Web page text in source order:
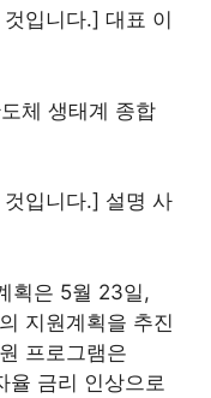
체 생태계 종합
획은 5월 23일,
지원계획을 추진
프로그램은
율 금리 인상으로